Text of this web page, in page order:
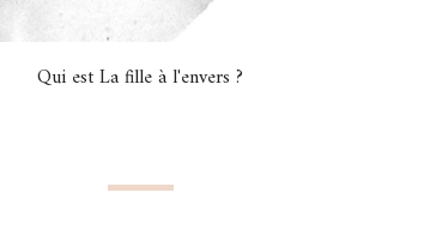
Qui est La fille à l'envers ?